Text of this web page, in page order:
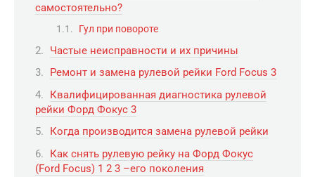
самостоятельно?
Гул при повороте
Частые неисправности и их причины
Ремонт и замена рулевой рейки Ford Focus 3
Квалифицированная диагностика рулевой
рейки Форд Фокус 3
Когда производится замена рулевой рейки
Как снять рулевую рейку на Форд Фокус
(Ford Focus) 1 2 3 –его поколения